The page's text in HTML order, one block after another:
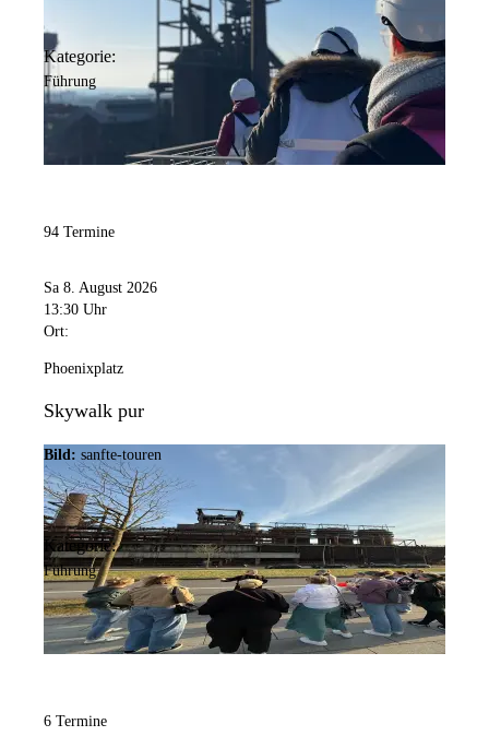
Kategorie:
Führung
94 Termine
Sa 8. August 2026
13:30 Uhr
Ort:
Phoenixplatz
Skywalk pur
Bild: sanfte-touren
Kategorie:
Führung
6 Termine